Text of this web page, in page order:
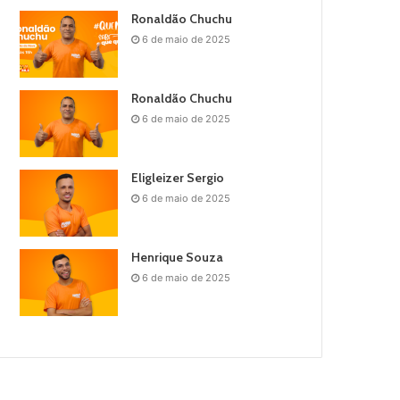
Ronaldão Chuchu
6 de maio de 2025
Ronaldão Chuchu
6 de maio de 2025
Eligleizer Sergio
6 de maio de 2025
Henrique Souza
6 de maio de 2025